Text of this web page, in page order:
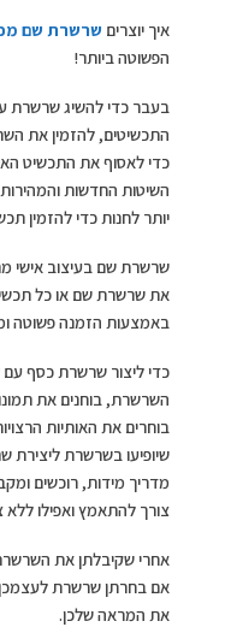
איך יוצרים שרשרת שם
הפשוטה ביותר!
בעבר כדי להשיג שרשרת
התכשיטים, להזמין את
כדי לאסוף את התכשיט
השיטות החדשות
יותר לחנות כדי להזמין
שרשרת שם בעיצוב אישי
את שרשרת שם או כל
באמצעות הזמנה פשוטה
כדי ליצור שרשרת כסף
השרשרת, בוחנים את
בוחרים את האותיות
שיופיעו בשרשרת ליצירת
מדריך מידות, רוכשים
צורך להתאמץ ואפילו
אחרי שקיבלתן את
אם בחרתן שרשרת
את המראה שלכן.